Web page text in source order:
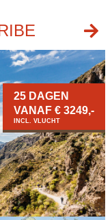
25 DAGEN
VANAF € 3249,-
INCL. VLUCHT